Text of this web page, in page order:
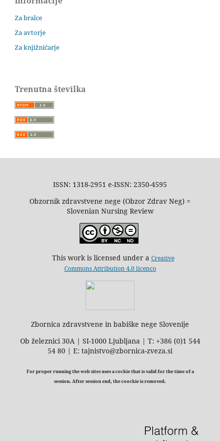
Za bralce
Za avtorje
Za knjižničarje
Trenutna številka
ISSN: 1318-2951 e-ISSN: 2350-4595
Obzornik zdravstvene nege (Obzor Zdrav Neg) =
Slovenian Nursing Review
This work is licensed under a Creative
Commons Attribution 4.0 licenco
Zbornica zdravstvene in babiške nege Slovenije
Ob železnici 30A | SI-1000 Ljubljana | T: +386 (0)1 544
54 80 | E: tajnistvo@zbornica-zveza.si
For proper running the web sites uses a cockie that is valid for the time of a
session. After session end, the coockie is removed.